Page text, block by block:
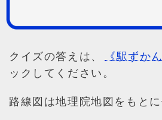
クイズの答えは、 《駅ずか
ックしてください。
路線図は地理院地図をもとに